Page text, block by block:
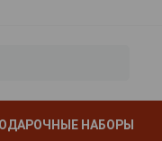
НАБОРЫ